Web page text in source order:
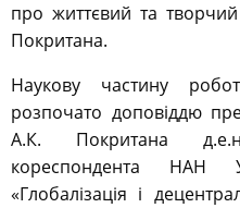
про життєвий та
Покритана.
Наукову частину
розпочато доповіддю
А.К. Покритана
кореспондента НАН
«Глобалізація і